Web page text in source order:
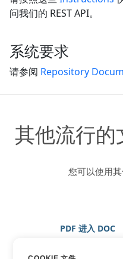
问我们的 REST API。
系统要求
请参阅 Repository
其他流行的
您可以使用
PDF 进入 DOC